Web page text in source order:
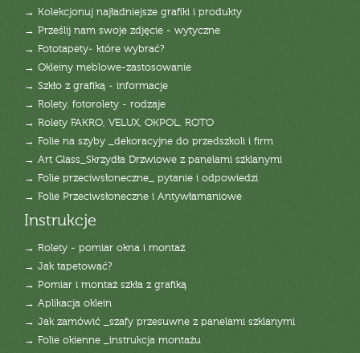
→ Kolekcjonuj najładniejsze grafiki i produkty
→ Prześlij nam swoje zdjęcie - wytyczne
→ Fototapety- które wybrać?
→ Okleiny meblowe-zastosowanie
→ Szkło z grafiką - informacje
→ Rolety, fotorolety - rodzaje
→ Rolety FAKRO, VELUX, OKPOL, ROTO
→ Folie na szyby _dekoracyjne do przedszkoli i firm
→ Art Glass_Skrzydła Drzwiowe z panelami szklanymi
→ Folie przeciwsłoneczne_ pytanie i odpowiedzi
→ Folie Przeciwsłoneczne i Antywłamaniowe
Instrukcje
→ Rolety - pomiar okna i montaż
→ Jak tapetować?
→ Pomiar i montaż szkła z grafiką
→ Aplikacja oklein
→ Jak zamówić _szafy przesuwne z panelami szklanymi
→ Folie okienne _instrukcja montażu